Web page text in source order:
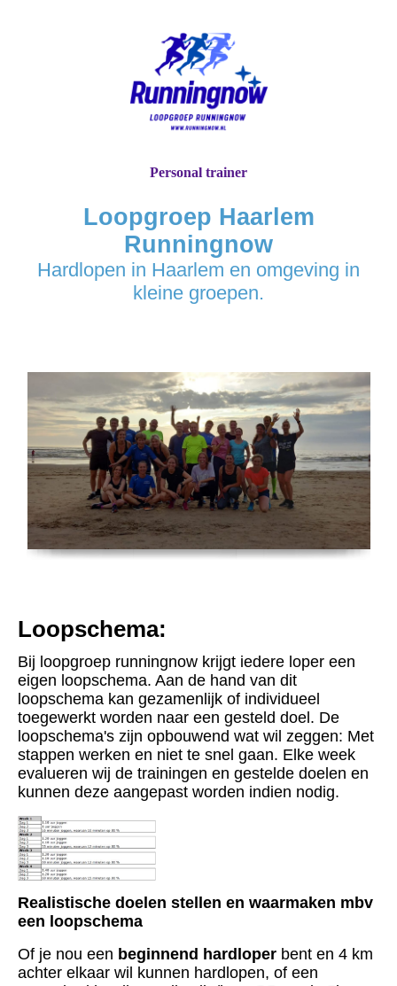
Loopgroep Haarlem
Runningnow
Hardlopen in Haarlem en omgeving in
kleine groepen.
Personal trainer
Loopschema:
Bij loopgroep runningnow krijgt iedere loper een
eigen loopschema. Aan de hand van dit
loopschema kan gezamenlijk of individueel
toegewerkt worden naar een gesteld doel. De
loopschema's zijn opbouwend wat wil zeggen: Met
stappen werken en niet te snel gaan. Elke week
evalueren wij de trainingen en gestelde doelen en
kunnen deze aangepast worden indien nodig.
Realistische doelen stellen en waarmaken mbv
een loopschema
Of je nou een beginnend hardloper bent en 4 km
achter elkaar wil kunnen hardlopen, of een